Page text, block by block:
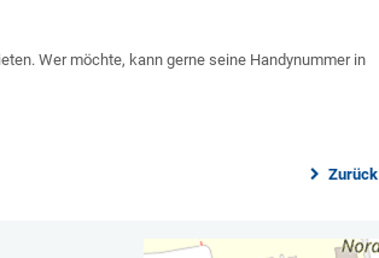
Wer möchte, kann gerne seine Handynummer in
Zurück